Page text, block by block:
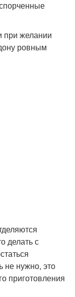
при желании
ровным
делать с
не нужно, это
приготовления